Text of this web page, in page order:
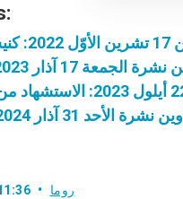
الجمعة 17 آذار 2023: ثقافة اللقاء
الأحد 31 آذار 2024: المسيح قام
روما